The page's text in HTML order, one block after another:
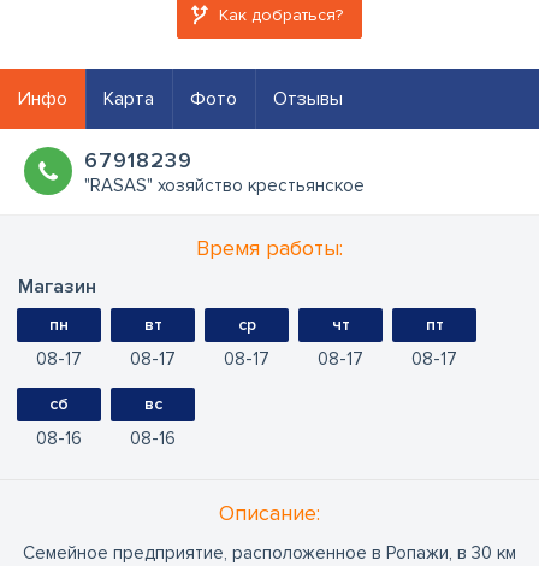
Как добраться?
Инфо Карта Фото Отзывы
67918239
"RASAS" xoзяйcтвo кpecтьянcкoe
Время работы:
Магазин
пн
08 17
вт
08 17
ср
08 17
чт
08 17
пт
08 17
сб
08 16
вс
08 16
Oписание:
Семейное предприятие, расположенное в Ропажи, в 30 км